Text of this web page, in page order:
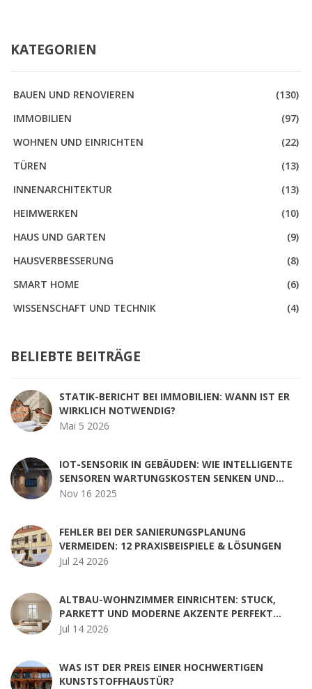
KATEGORIEN
BAUEN UND RENOVIEREN
(130)
IMMOBILIEN
(97)
WOHNEN UND EINRICHTEN
(22)
TÜREN
(13)
INNENARCHITEKTUR
(13)
HEIMWERKEN
(10)
HAUS UND GARTEN
(9)
HAUSVERBESSERUNG
(8)
SMART HOME
(6)
WISSENSCHAFT UND TECHNIK
(4)
BELIEBTE BEITRÄGE
STATIK-BERICHT BEI IMMOBILIEN: WANN IST ER
WIRKLICH NOTWENDIG?
Mai 5 2026
IOT-SENSORIK IN GEBÄUDEN: WIE INTELLIGENTE
SENSOREN WARTUNGSKOSTEN SENKEN UND
ENERGIE SPAREN
Nov 16 2025
FEHLER BEI DER SANIERUNGSPLANUNG
VERMEIDEN: 12 PRAXISBEISPIELE & LÖSUNGEN
Jul 24 2026
ALTBAU-WOHNZIMMER EINRICHTEN: STUCK,
PARKETT UND MODERNE AKZENTE PERFEKT
KOMBINIEREN
Jul 14 2026
WAS IST DER PREIS EINER HOCHWERTIGEN
KUNSTSTOFFHAUSTÜR?